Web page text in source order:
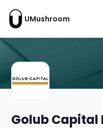
UMushroom
Golub Capital